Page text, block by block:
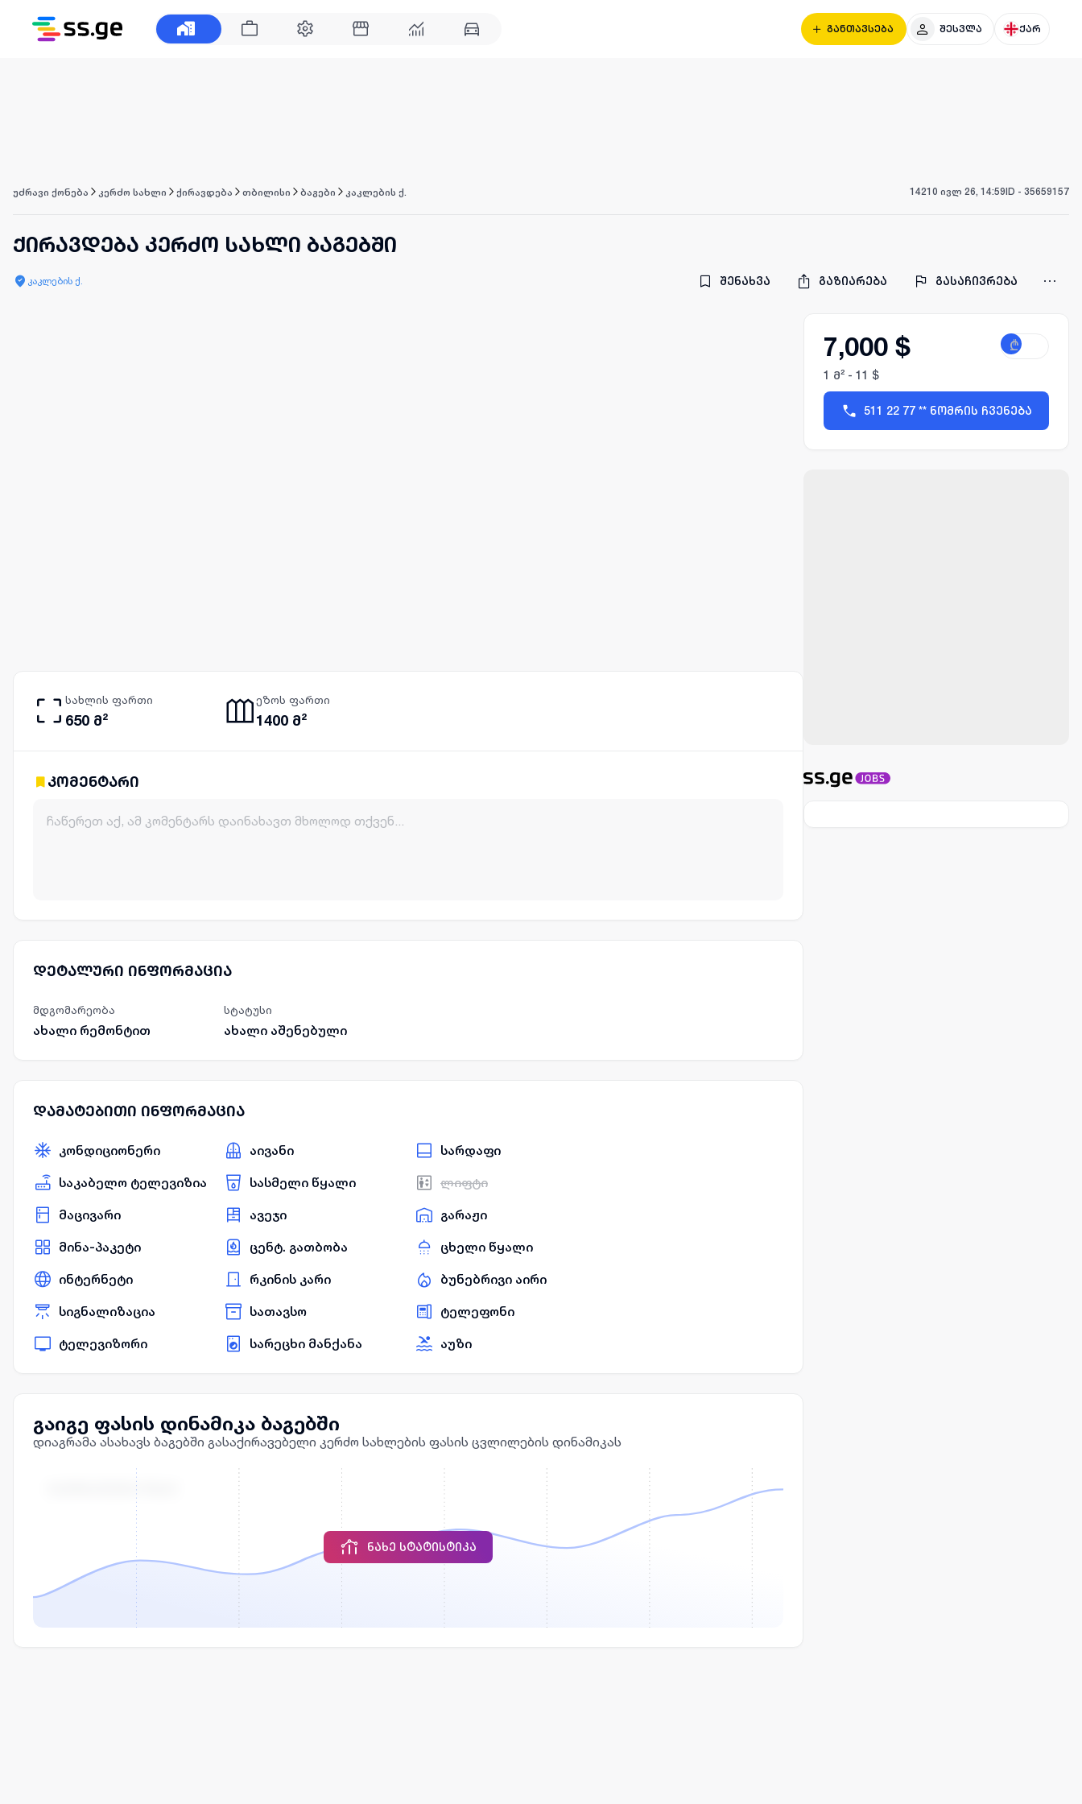
განთავსება შესვლა ქარ
უძრავი ქონება კერძო სახლი ქირავდება თბილისი ბაგები კაკლების ქ. 14210 ივლ 26, 14:59ID - 35659157
ქირავდება კერძო სახლი ბაგებში
კაკლების ქ. შენახვა გაზიარება გასაჩივრება
სახლის ფართი
650 მ²
ეზოს ფართი
1400 მ²
კომენტარი
დეტალური ინფორმაცია
მდგომარეობა
ახალი რემონტით
სტატუსი
ახალი აშენებული
დამატებითი ინფორმაცია
კონდიციონერი აივანი სარდაფი
საკაბელო ტელევიზია სასმელი წყალი ლიფტი
მაცივარი ავეჯი გარაჟი
მინა-პაკეტი ცენტ. გათბობა ცხელი წყალი
ინტერნეტი რკინის კარი ბუნებრივი აირი
სიგნალიზაცია სათავსო ტელეფონი
ტელევიზორი სარეცხი მანქანა აუზი
გაიგე ფასის დინამიკა ბაგებში
დიაგრამა ასახავს ბაგებში გასაქირავებელი კერძო სახლების ფასის ცვლილების დინამიკას
ᲒᲐᲥᲘᲠᲐᲕᲔᲑᲘᲡ ᲤᲐᲡᲘ
ᲜᲐᲮᲔ ᲡᲢᲐᲢᲘᲡᲢᲘᲙᲐ
7,000 $ ₾
1 მ² - 11 $
511 22 77 ** ნომრის ჩვენება